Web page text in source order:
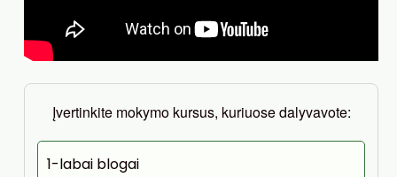
Įvertinkite mokymo kursus, kuriuose dalyvavote:
1-labai blogai